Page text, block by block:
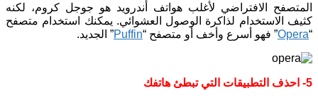
المتصفح الافتراضي لأغلب هواتف أندرويد هو جوجل كروم، لكنه
كثيف الاستخدام لذاكرة الوصول العشوائي. يمكنك استخدام متصفح
“
Opera” فهو أسرع وأخف أو متصفح “Puffin” الجديد.
5- احذف التطبيقات التي تبطئ هاتفك